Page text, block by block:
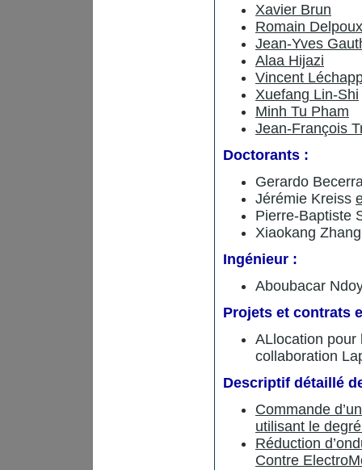
Xavier Brun
Romain Delpoux
Jean-Yves
Alaa Hijazi
Vincent
Xuefang Lin-Shi
Minh Tu Pham
Jean-François
Doctorants :
Gerardo
Jérémie Kreiss
Pierre-Baptiste
Xiaokang
Ingénieur :
Aboubacar
Projets et contrats
ALlocation pour
collaboration
Descriptif détaillé
Commande
utilisant le
Réduction
Contre